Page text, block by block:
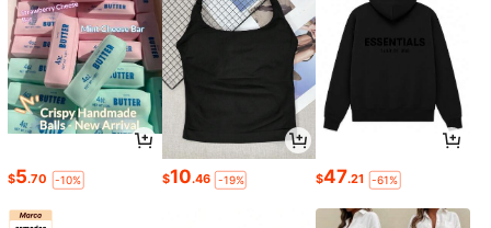
$5.70 -10% $10.46 -19% $47.21 -61%